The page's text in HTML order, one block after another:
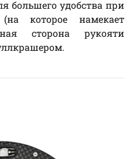
большего удобства при
которое намекает
сторона рукояти